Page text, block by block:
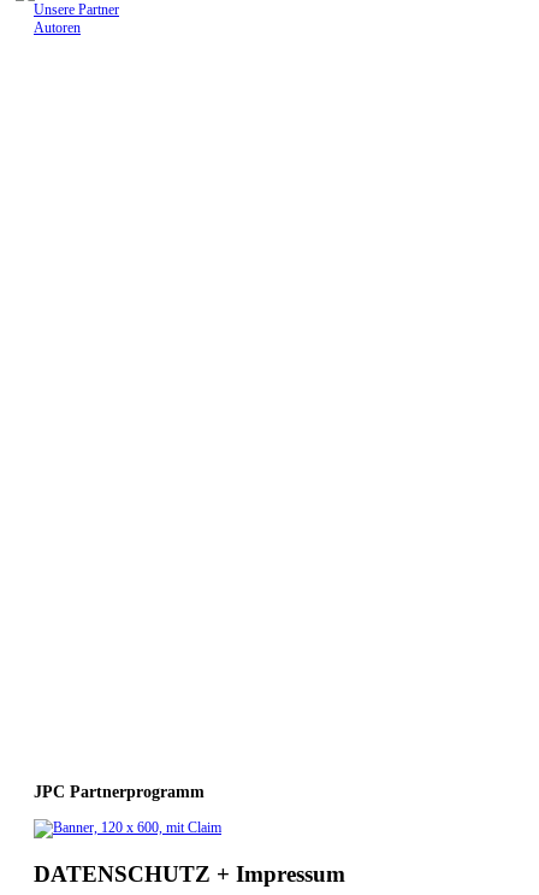
Unsere Partner
Autoren
JPC Partnerprogramm
DATENSCHUTZ + Impressum